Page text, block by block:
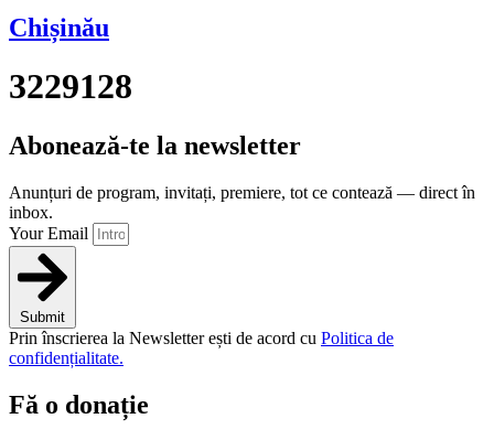
Chișinău
3229128
Abonează-te la newsletter
Anunțuri de program, invitați, premiere, tot ce contează — direct în
inbox.
Your Email
Submit
Prin înscrierea la Newsletter ești de acord cu Politica de
confidențialitate.
Fă o donație